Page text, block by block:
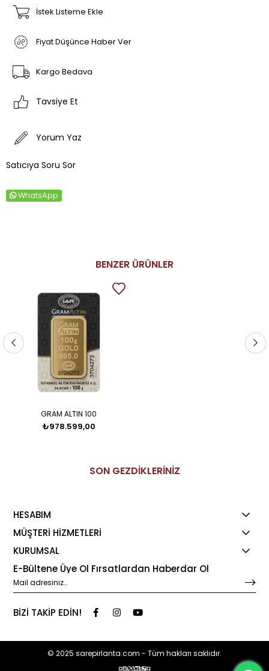
İstek Listeme Ekle
Fiyat Düşünce Haber Ver
Kargo Bedava
Tavsiye Et
Yorum Yaz
Satıcıya Soru Sor
WhatsApp
BENZER ÜRÜNLER
GRAM ALTIN 100
₺978.599,00
SON GEZDİKLERİNİZ
HESABIM
MÜŞTERİ HİZMETLERİ
KURUMSAL
E-Bültene Üye Ol Fırsatlardan Haberdar Ol
BİZİ TAKİP EDİN!
© 2025 sarepirlanta.com - Tüm hakları saklıdır.